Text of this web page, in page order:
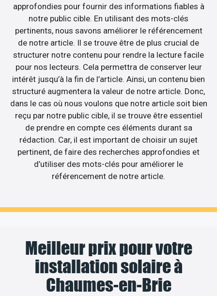
approfondies pour fournir des informations fiables à
notre public cible. En utilisant des mots-clés
pertinents, nous savons améliorer le référencement
de notre article. Il se trouve être de plus crucial de
structurer notre contenu pour rendre la lecture facile
pour nos lecteurs. Cela permettra de conserver leur
intérêt jusqu’à la fin de l’article. Ainsi, un contenu bien
structuré augmentera la valeur de notre article. Donc,
dans le cas où nous voulons que notre article soit bien
reçu par notre public cible, il se trouve être essentiel
de prendre en compte ces éléments durant sa
rédaction. Car, il est important de choisir un sujet
pertinent, de faire des recherches approfondies et
d’utiliser des mots-clés pour améliorer le
référencement de notre article.
Meilleur prix pour votre
installation solaire à
Chaumes-en-Brie